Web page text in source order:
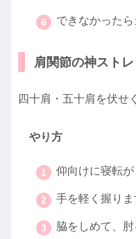
できなかったら
肩関節の神スト
四十肩・五十肩を伏せ
やり方
仰向けに寝転が
手を軽く握りま
脇をしめて、